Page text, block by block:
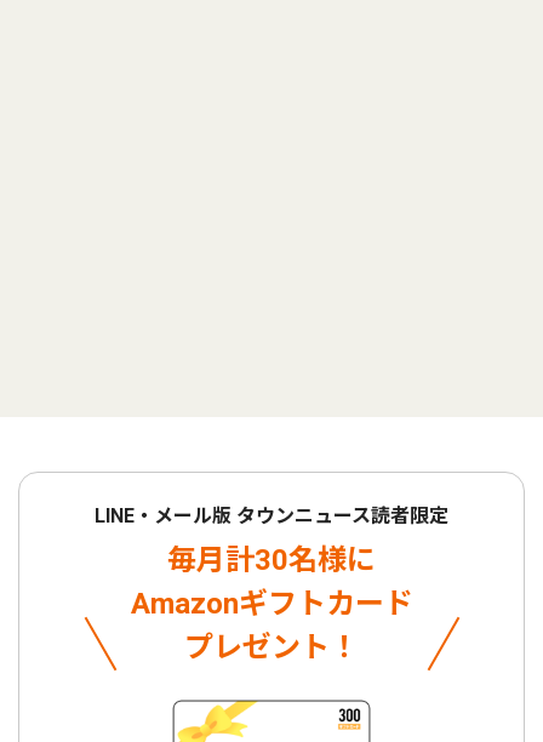
LINE・メール版 タウンニュース読者限定
毎月計30名様に
Amazonギフトカード
プレゼント！